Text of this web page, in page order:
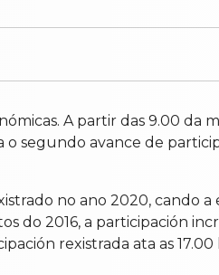
A partir das 9.00 da
segundo avance de
no ano 2020, cando a
do 2016, a participación
rexistrada ata as